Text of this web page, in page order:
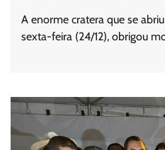
A enorme cratera que se
sexta-feira (24/12), obrigou